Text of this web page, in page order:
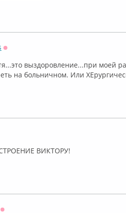
выздоровление...при моей
на больничном. Или
ВИКТОРУ!